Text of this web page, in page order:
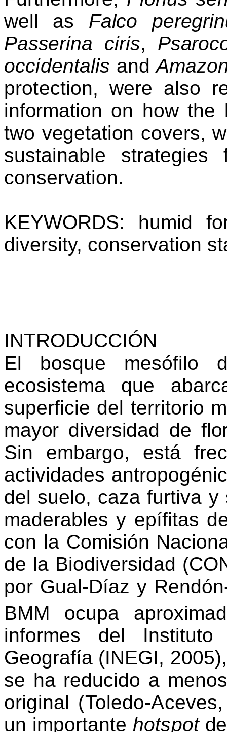
well as Falco
Passerina ciris,
occidentalis andA
protection, were also
information on how the
two vegetation covers,
sustainable
conservation.
KEYWORDS: humid
diversity, conservation
INTRODUCCIÓN
El bosque mesófilo
ecosistema que
superficie del territorio
mayor diversidad de
Sin embargo, está
actividades
del suelo, caza furtiva
maderables y epífitas
con la Comisión
de la Biodiversidad
por Gual-Díaz y
BMM ocupa
informes
del
Geografía (INEGI,
se ha reducido a
original (Toledo-
un importante hotspot